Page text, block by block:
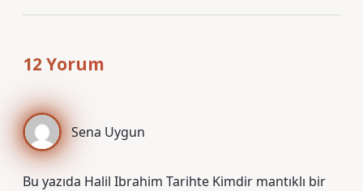
12 Yorum
Sena Uygun
Bu yazıda Halil Ibrahim Tarihte Kimdir mantıklı bir